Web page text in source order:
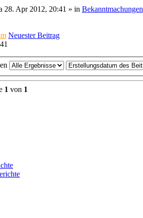
28. Apr 2012, 20:41 » in Bekanntmachungen
Neuester Beitrag
1 von 1